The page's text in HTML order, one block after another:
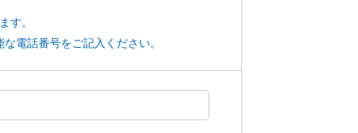
す。
電話番号をご記入ください。